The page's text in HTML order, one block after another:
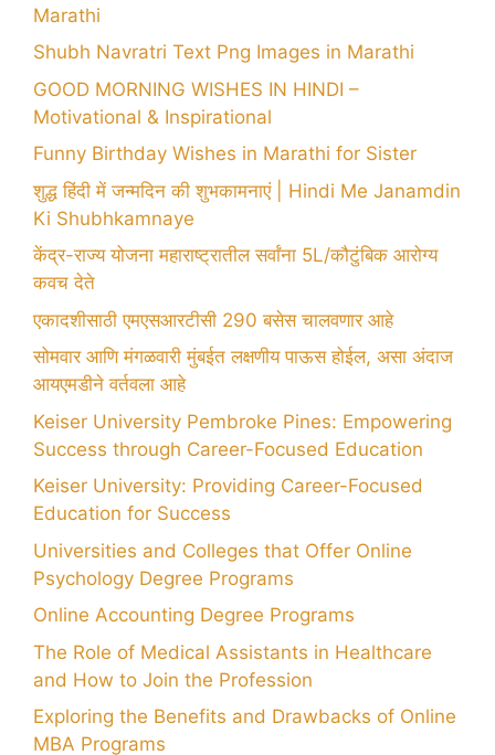
Marathi
Shubh Navratri Text Png Images in Marathi
GOOD MORNING WISHES IN HINDI –
Motivational & Inspirational
Funny Birthday Wishes in Marathi for Sister
शुद्ध हिंदी में जन्मदिन की शुभकामनाएं | Hindi Me Janamdin
Ki Shubhkamnaye
केंद्र-राज्य योजना महाराष्ट्रातील सर्वांना 5L/कौटुंबिक आरोग्य
कवच देते
एकादशीसाठी एमएसआरटीसी 290 बसेस चालवणार आहे
सोमवार आणि मंगळवारी मुंबईत लक्षणीय पाऊस होईल, असा अंदाज
आयएमडीने वर्तवला आहे
Keiser University Pembroke Pines: Empowering
Success through Career-Focused Education
Keiser University: Providing Career-Focused
Education for Success
Universities and Colleges that Offer Online
Psychology Degree Programs
Online Accounting Degree Programs
The Role of Medical Assistants in Healthcare
and How to Join the Profession
Exploring the Benefits and Drawbacks of Online
MBA Programs